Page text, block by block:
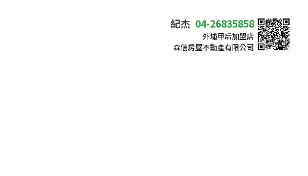
紀杰 04-26835858
外埔甲后加盟店
森信房屋不動產有限公司